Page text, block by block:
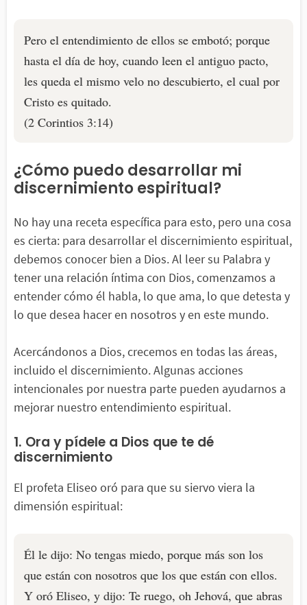
Pero el entendimiento de ellos se embotó; porque
hasta el día de hoy, cuando leen el antiguo pacto,
les queda el mismo velo no descubierto, el cual por
Cristo es quitado.
(2 Corintios 3:14)
¿Cómo puedo desarrollar mi
discernimiento espiritual?
No hay una receta específica para esto, pero una cosa
es cierta: para desarrollar el discernimiento espiritual,
debemos conocer bien a Dios. Al leer su Palabra y
tener una relación íntima con Dios, comenzamos a
entender cómo él habla, lo que ama, lo que detesta y
lo que desea hacer en nosotros y en este mundo.
Acercándonos a Dios, crecemos en todas las áreas,
incluido el discernimiento. Algunas acciones
intencionales por nuestra parte pueden ayudarnos a
mejorar nuestro entendimiento espiritual.
1. Ora y pídele a Dios que te dé
discernimiento
El profeta Eliseo oró para que su siervo viera la
dimensión espiritual:
Él le dijo: No tengas miedo, porque más son los
que están con nosotros que los que están con ellos.
Y oró Eliseo, y dijo: Te ruego, oh Jehová, que abras